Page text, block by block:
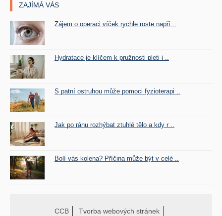
ZAJÍMÁ VÁS
Zájem o operaci víček rychle roste napří ..
Hydratace je klíčem k pružnosti pleti i ..
S patní ostruhou může pomoci fyzioterapi ..
Jak po ránu rozhýbat ztuhlé tělo a kdy r ..
Bolí vás kolena? Příčina může být v celé ..
CCB Tvorba webových stránek